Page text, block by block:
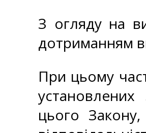
З огляду на
дотриманням
При цьому
цього